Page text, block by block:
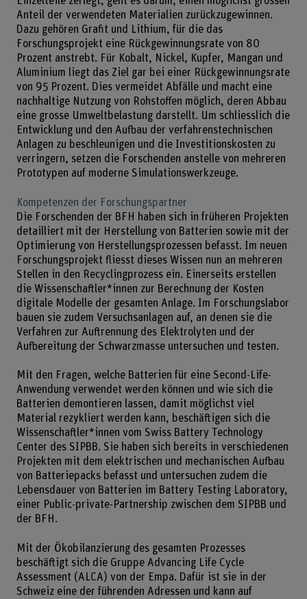
Anteil der verwendeten Materialien zurückzugewinnen.
Dazu gehören Grafit und Lithium, für die das
Forschungsprojekt eine Rückgewinnungsrate von 80
Prozent anstrebt. Für Kobalt, Nickel, Kupfer, Mangan und
Aluminium liegt das Ziel gar bei einer Rückgewinnungsrate
von 95 Prozent. Dies vermeidet Abfälle und macht eine
nachhaltige Nutzung von Rohstoffen möglich, deren Abbau
eine grosse Umweltbelastung darstellt. Um schliesslich die
Entwicklung und den Aufbau der verfahrenstechnischen
Anlagen zu beschleunigen und die Investitionskosten zu
verringern, setzen die Forschenden anstelle von mehreren
Prototypen auf moderne Simulationswerkzeuge.
Kompetenzen der Forschungspartner
Die Forschenden der BFH haben sich in früheren Projekten
detailliert mit der Herstellung von Batterien sowie mit der
Optimierung von Herstellungsprozessen befasst. Im neuen
Forschungsprojekt fliesst dieses Wissen nun an mehreren
Stellen in den Recyclingprozess ein. Einerseits erstellen
die Wissenschaftler*innen zur Berechnung der Kosten
digitale Modelle der gesamten Anlage. Im Forschungslabor
bauen sie zudem Versuchsanlagen auf, an denen sie die
Verfahren zur Auftrennung des Elektrolyten und der
Aufbereitung der Schwarzmasse untersuchen und testen.
Mit den Fragen, welche Batterien für eine Second-Life-
Anwendung verwendet werden können und wie sich die
Batterien demontieren lassen, damit möglichst viel
Material rezykliert werden kann, beschäftigen sich die
Wissenschaftler*innen vom Swiss Battery Technology
Center des SIPBB. Sie haben sich bereits in verschiedenen
Projekten mit dem elektrischen und mechanischen Aufbau
von Batteriepacks befasst und untersuchen zudem die
Lebensdauer von Batterien im Battery Testing Laboratory,
einer Public-private-Partnership zwischen dem SIPBB und
der BFH.
Mit der Ökobilanzierung des gesamten Prozesses
beschäftigt sich die Gruppe Advancing Life Cycle
Assessment (ALCA) von der Empa. Dafür ist sie in der
Schweiz eine der führenden Adressen und kann auf